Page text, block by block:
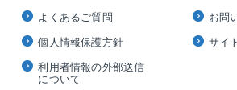
よくあるご質問
個人情報保護方針
利用者情報の外部送信
について
お問
サイ